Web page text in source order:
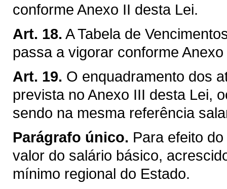
conforme Anexo II desta Lei.
Art. 18. A Tabela de
passa a vigorar conforme
Art. 19. O enquadramento dos
prevista no Anexo III desta Lei,
sendo na mesma referência
Parágrafo único. Para efeito
valor do salário básico,
mínimo regional do Estado.